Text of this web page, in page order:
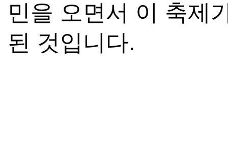
민을 오면서 이 축제
된 것입니다.